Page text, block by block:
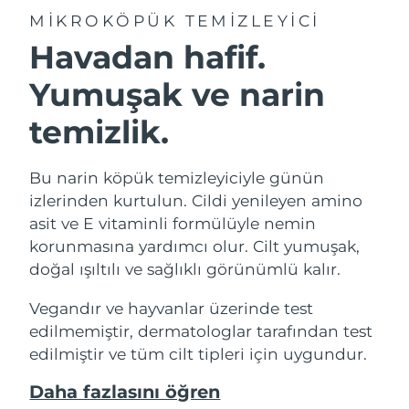
MIKROKÖPÜK TEMIZLEYICI
Havadan hafif.
Yumuşak ve narin
temizlik.
Bu narin köpük temizleyiciyle günün
izlerinden kurtulun. Cildi yenileyen amino
asit ve E vitaminli formülüyle nemin
korunmasına yardımcı olur. Cilt yumuşak,
doğal ışıltılı ve sağlıklı görünümlü kalır.
Vegandır ve hayvanlar üzerinde test
edilmemiştir, dermatologlar tarafından test
edilmiştir ve tüm cilt tipleri için uygundur.
Daha fazlasını öğren